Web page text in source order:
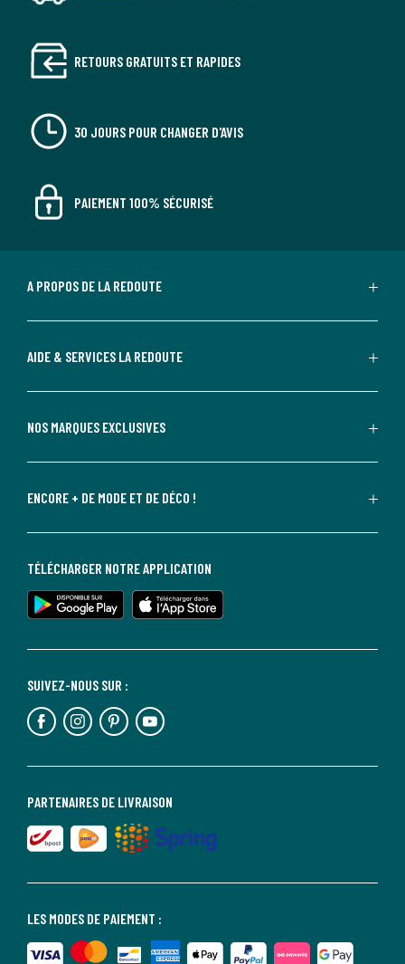
RETOURS GRATUITS ET RAPIDES
30 JOURS POUR CHANGER D'AVIS
PAIEMENT 100% SÉCURISÉ
A PROPOS DE LA REDOUTE
AIDE & SERVICES LA REDOUTE
NOS MARQUES EXCLUSIVES
ENCORE + DE MODE ET DE DÉCO !
LES MODES DE PAIEMENT :
PARTENAIRES DE LIVRAISON
SUIVEZ-NOUS SUR :
TÉLÉCHARGER NOTRE APPLICATION